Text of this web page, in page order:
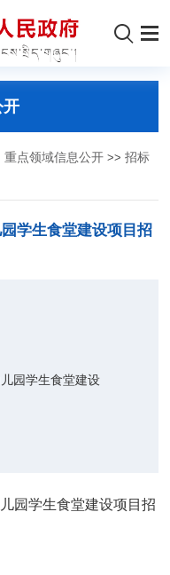
开
重点领域信息公开 >>招标
学生食堂建设项目招
园学生食堂建设
园学生食堂建设项目招